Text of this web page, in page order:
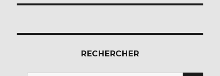
RECHERCHER